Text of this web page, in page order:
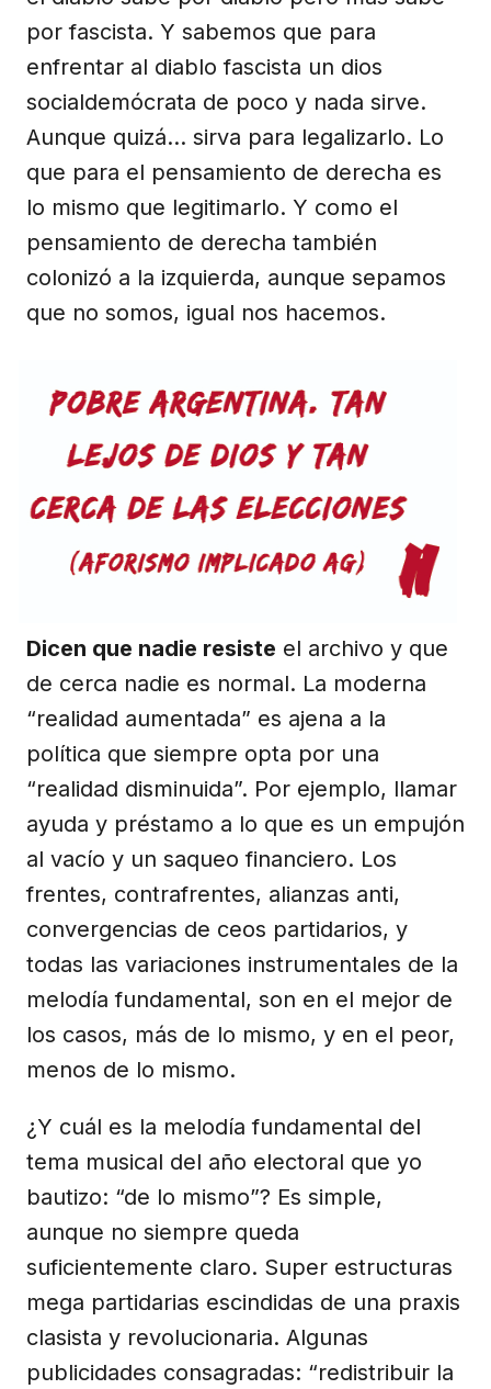
por fascista. Y sabemos que para
enfrentar al diablo fascista un dios
socialdemócrata de poco y nada sirve.
Aunque quizá… sirva para legalizarlo. Lo
que para el pensamiento de derecha es
lo mismo que legitimarlo. Y como el
pensamiento de derecha también
colonizó a la izquierda, aunque sepamos
que no somos, igual nos hacemos.
Dicen que nadie resiste el archivo y que
de cerca nadie es normal. La moderna
“realidad aumentada” es ajena a la
política que siempre opta por una
“realidad disminuida”. Por ejemplo, llamar
ayuda y préstamo a lo que es un empujón
al vacío y un saqueo financiero. Los
frentes, contrafrentes, alianzas anti,
convergencias de ceos partidarios, y
todas las variaciones instrumentales de la
melodía fundamental, son en el mejor de
los casos, más de lo mismo, y en el peor,
menos de lo mismo.
¿Y cuál es la melodía fundamental del
tema musical del año electoral que yo
bautizo: “de lo mismo”? Es simple,
aunque no siempre queda
suficientemente claro. Super estructuras
mega partidarias escindidas de una praxis
clasista y revolucionaria. Algunas
publicidades consagradas: “redistribuir la